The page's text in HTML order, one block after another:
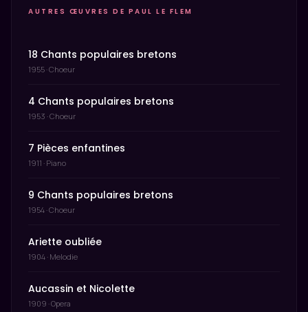
AUTRES ŒUVRES DE PAUL LE FLEM
18 Chants populaires bretons
1955 · Choeur
4 Chants populaires bretons
1953 · Choeur
7 Pièces enfantines
1911 · Piano
9 Chants populaires bretons
1954 · Choeur
Ariette oubliée
1904 · Melodie
Aucassin et Nicolette
1909 · Opera